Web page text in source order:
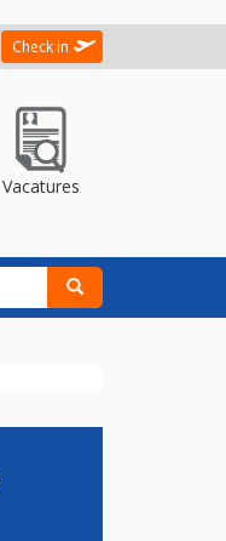
Check in
Vacatures